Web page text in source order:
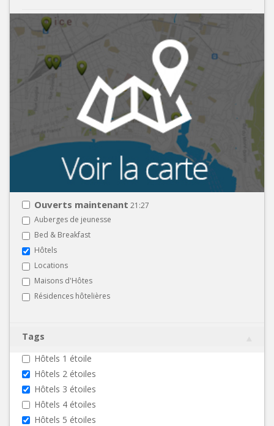
Ouverts maintenant 21:27
Auberges de jeunesse
Bed & Breakfast
Hôtels
Locations
Maisons d'Hôtes
Résidences hôtelières
Tags
Hôtels 1 étoile
Hôtels 2 étoiles
Hôtels 3 étoiles
Hôtels 4 étoiles
Hôtels 5 étoiles